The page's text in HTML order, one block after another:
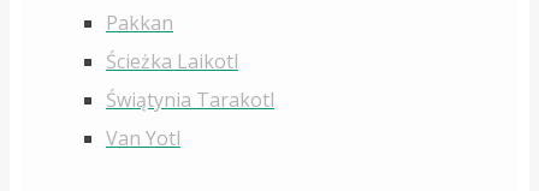
Pakkan
Ścieżka Laikotl
Świątynia Tarakotl
Van Yotl